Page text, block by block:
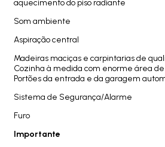
aquecimento do piso radiante
Som ambiente
Aspiração central
Madeiras maciças e carpintarias de
Cozinha à medida com enorme área
Portões da entrada e da garagem
Sistema de Segurança/Alarme
Furo
Importante